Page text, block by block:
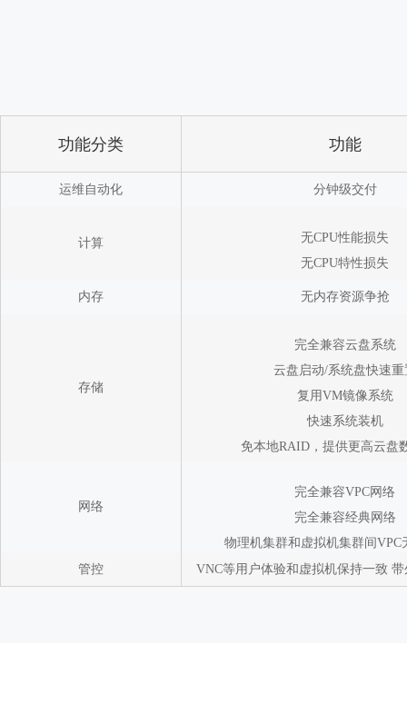
功能分类
运维自动化
计算
内存
存储
网络
管控
功能
分钟级交付
无CPU性能损失
无CPU特性损失
无内存资源争抢
完全兼容云盘系统
云盘启动/系统盘快速重
复用VM镜像系统
快速系统装机
免本地RAID，提供更高云盘
完全兼容VPC网络
完全兼容经典网络
物理机集群和虚拟机集群间VPC
VNC等用户体验和虚拟机保持一致